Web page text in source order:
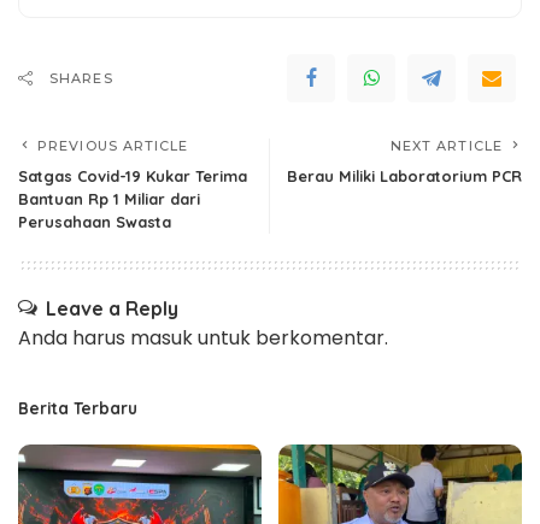
SHARES
PREVIOUS ARTICLE
Satgas Covid-19 Kukar Terima
Bantuan Rp 1 Miliar dari
Perusahaan Swasta
NEXT ARTICLE
Berau Miliki Laboratorium PCR
Leave a Reply
Anda harus masukuntuk berkomentar.
Berita Terbaru